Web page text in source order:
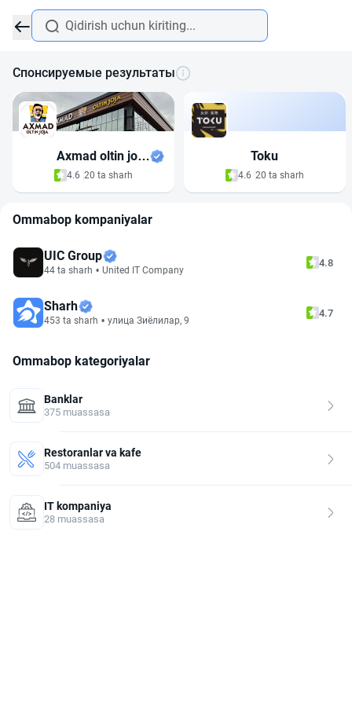
Спонсируемые результаты
Axmad oltin jo'ja
Algoritm
4.6 20 ta sharh
Toku
4.6 20 ta sharh
Ommabop kompaniyalar
UIC Group
44 ta sharh • United IT Company
4.8
Sharh
453 ta sharh • улица Зиёлилар, 9
4.7
Ommabop kategoriyalar
Banklar
375 muassasa
Restoranlar va kafe
504 muassasa
IT kompaniya
28 muassasa